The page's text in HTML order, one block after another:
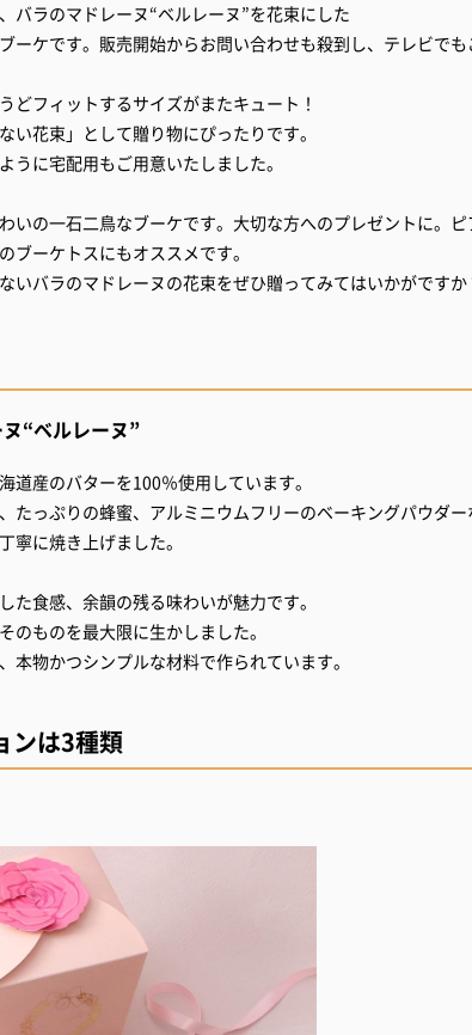
バラのマドレーヌ“ベルレーヌ”を花束にした
ーケです。販売開始からお問い合わせも殺到し、テレビでも
どフィットするサイズがまたキュート！
い花束」として贈り物にぴったりです。
うに宅配用もご用意いたしました。
いの一石二鳥なブーケです。大切な方へのプレゼントに。ピ
ブーケトスにもオススメです。
いバラのマドレーヌの花束をぜひ贈ってみてはいかがですか
“ベルレーヌ”
道産のバターを100％使用しています。
たっぷりの蜂蜜、アルミニウムフリーのベーキングパウダ
寧に焼き上げました。
た食感、余韻の残る味わいが魅力です。
のものを最大限に生かしました。
本物かつシンプルな材料で作られています。
ンは3種類